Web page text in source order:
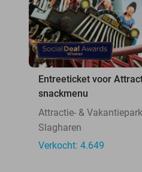
Entreeticket voor
snackmenu
Attractie- &
Slagharen
Verkocht: 4.649